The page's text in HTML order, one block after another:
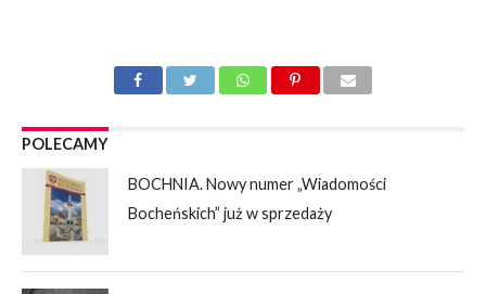
POLECAMY
BOCHNIA. Nowy numer „Wiadomości
Bocheńskich” już w sprzedaży